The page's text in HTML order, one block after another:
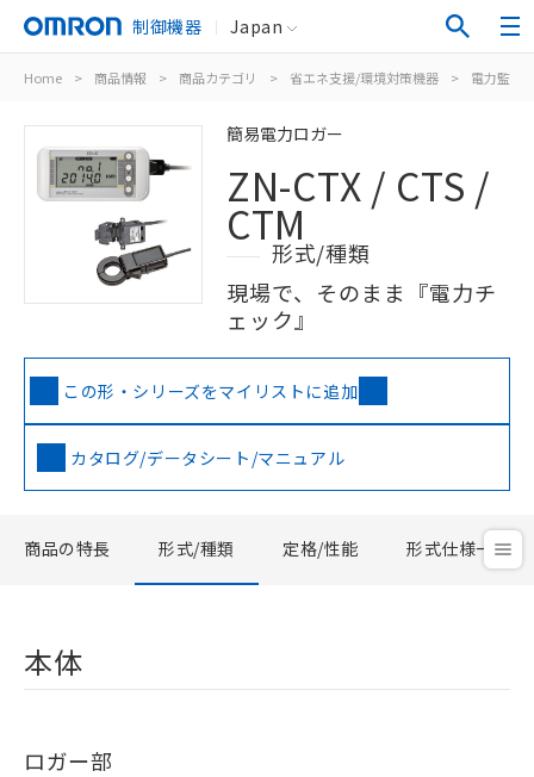
制御機器 Japan
Home > 商品情報 > 商品カテゴリ > 省エネ支援/環境対策機器 > 電力監視
簡易電力ロガー
ZN-CTX / CTS /
CTM
形式/種類
現場で、そのまま『電力チ
ェック』
この形・シリーズをマイリストに追加
カタログ/データシート/マニュアル
商品の特長 形式/種類 定格/性能 形式仕様一覧
本体
ロガー部